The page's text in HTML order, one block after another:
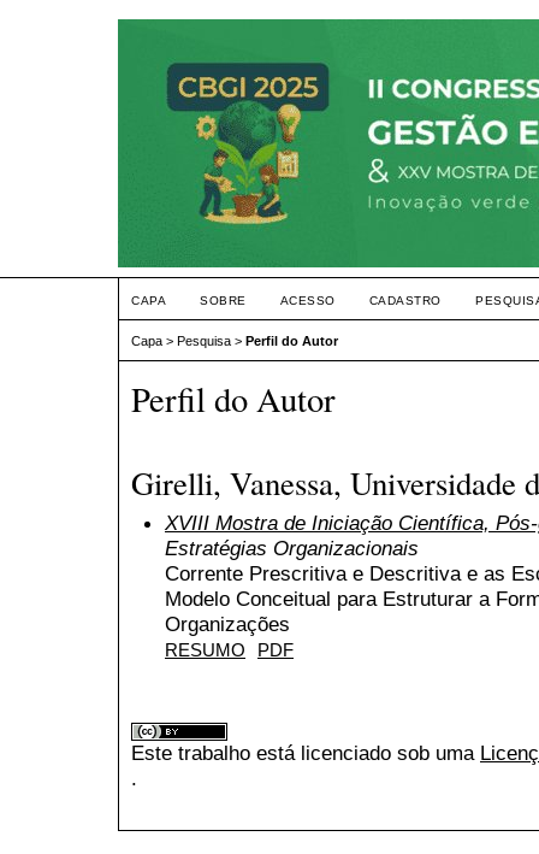
CAPA SOBRE ACESSO CADASTRO
Capa > Pesquisa > Perfil do Autor
Perfil do Autor
Girelli, Vanessa, Universidade
XVIII Mostra de Iniciação Científica,
Estratégias Organizacionais
Corrente Prescritiva e Descritiva e as
Modelo Conceitual para Estruturar a
Organizações
RESUMO PDF
Este trabalho está licenciado sob uma
.